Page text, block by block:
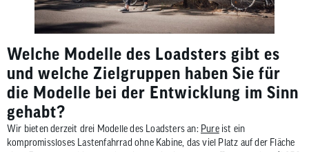
Welche Modelle des Loadsters gibt es
und welche Zielgruppen haben Sie für
die Modelle bei der Entwicklung im Sinn
gehabt?
Wir bieten derzeit drei Modelle des Loadsters an: Pureist ein
kompromissloses Lastenfahrrad ohne Kabine, das viel Platz auf der Fläche